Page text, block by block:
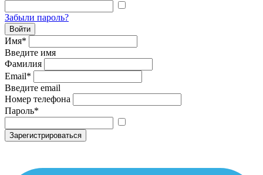
Забыли пароль?
Войти
Имя*
Введите имя
Фамилия
Email*
Введите email
Номер телефона
Пароль*
Зарегистрироваться